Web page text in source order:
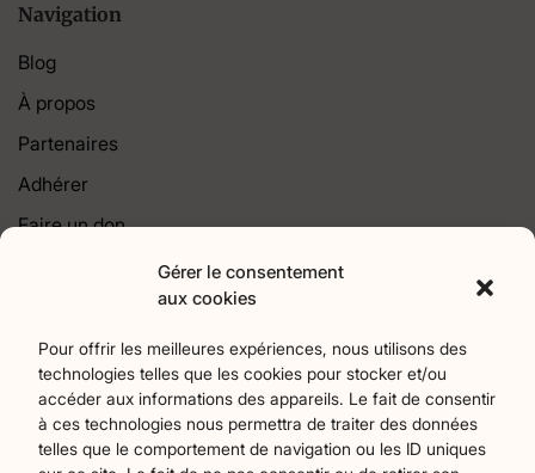
Gérer le consentement
aux cookies
Pour offrir les meilleures expériences, nous utilisons des
technologies telles que les cookies pour stocker et/ou
accéder aux informations des appareils. Le fait de consentir
à ces technologies nous permettra de traiter des données
telles que le comportement de navigation ou les ID uniques
Navigation
Blog
À propos
Partenaires
Adhérer
Faire un don
Agriculture17 Art et culture256 Associations22
Bien-Etre 2 chronique7 Collectivités territoriales79
Commerces Divers Économie et emploi 61
Éducation Évènements Histoire et patrimoine